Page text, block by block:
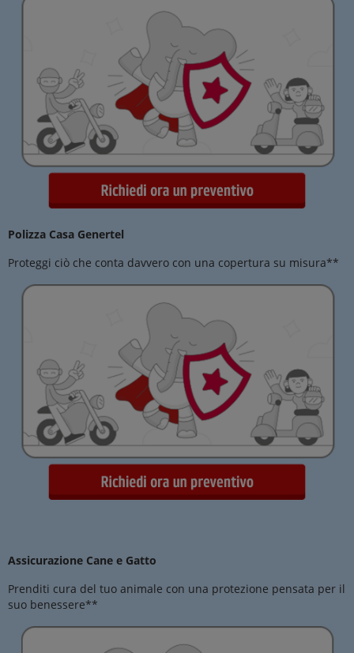
Polizza Casa Genertel
Proteggi ciò che conta davvero con una copertura su misura**
Assicurazione Cane e Gatto
Prenditi cura del tuo animale con una protezione pensata per il
suo benessere**